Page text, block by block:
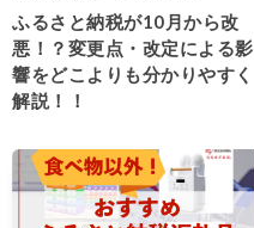
ふるさと納税が10月から改
悪！？変更点・改定による影
響をどこよりも分かりやすく
解説！！